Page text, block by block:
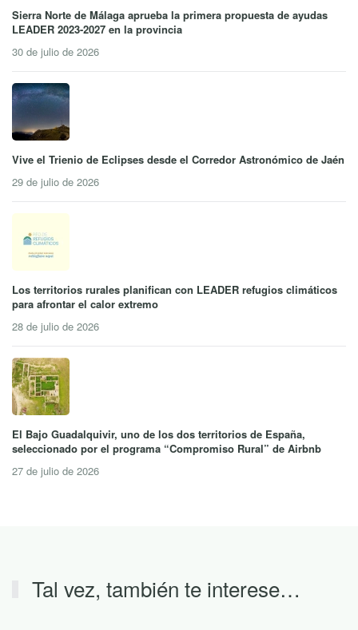
Sierra Norte de Málaga aprueba la primera propuesta de ayudas
LEADER 2023-2027 en la provincia
30 de julio de 2026
Vive el Trienio de Eclipses desde el Corredor Astronómico de Jaén
29 de julio de 2026
Los territorios rurales planifican con LEADER refugios climáticos
para afrontar el calor extremo
28 de julio de 2026
El Bajo Guadalquivir, uno de los dos territorios de España,
seleccionado por el programa “Compromiso Rural” de Airbnb
27 de julio de 2026
Tal vez, también te interese…